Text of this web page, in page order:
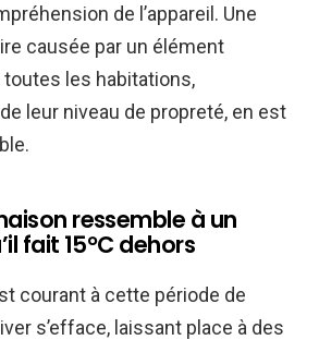
de l’appareil. Une
causée par un élément
les habitations,
leur niveau de propreté, en est
ressemble à un
fait 15°C dehors
courant à cette période de
s’efface, laissant place à des